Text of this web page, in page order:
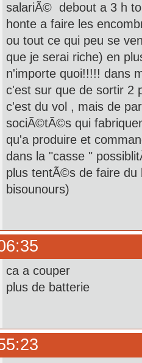
salariÃ© debout a 3 h
honte a faire les
ou tout ce qui peu se
que je serai riche) en
n'importe quoi!!!!! dans
c'est sur que de sortir 2
c'est du vol , mais de
sociÃ©tÃ©s qui
qu'a produire et
dans la "casse "
plus tentÃ©s de faire du
bisounours)
ca a couper
plus de batterie